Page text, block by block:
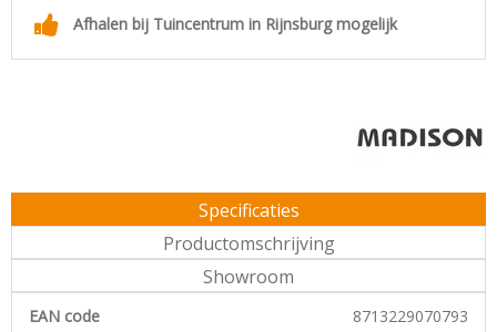
Afhalen bij Tuincentrum in Rijnsburg mogelijk
Specificaties
Productomschrijving
Showroom
EAN code 8713229070793